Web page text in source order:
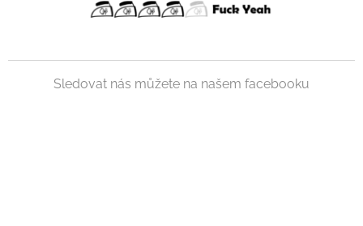
Sledovat nás můžete na našem facebooku